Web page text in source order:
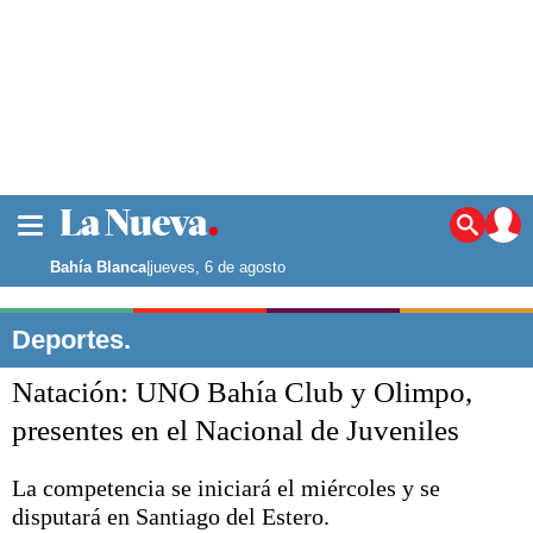
Noticias
La ciudad
Punta Alta
El mundo
Seguridad
Deportes
Escenario Olímpico
Liga del Sur
Bahía Blanca|jueves, 6 de agosto
Deportes.
Natación: UNO Bahía Club y Olimpo,
presentes en el Nacional de Juveniles
La competencia se iniciará el miércoles y se
disputará en Santiago del Estero.